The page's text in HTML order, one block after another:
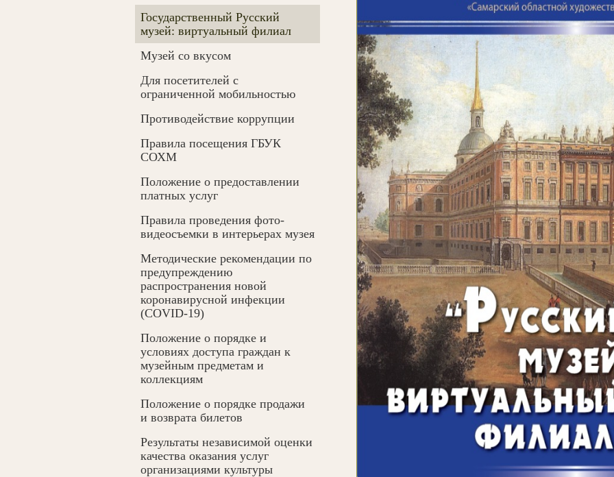
Государственный Русский
музей: виртуальный филиал
Музей со вкусом
Для посетителей с
ограниченной мобильностью
Противодействие коррупции
Правила посещения ГБУК
СОХМ
Положение о предоставлении
платных услуг
Правила проведения фото-
видеосъемки в интерьерах музея
Методические рекомендации по
предупреждению
распространения новой
коронавирусной инфекции
(COVID-19)
Положение о порядке и
условиях доступа граждан к
музейным предметам и
коллекциям
Положение о порядке продажи
и возврата билетов
Результаты независимой оценки
качества оказания услуг
организациями культуры